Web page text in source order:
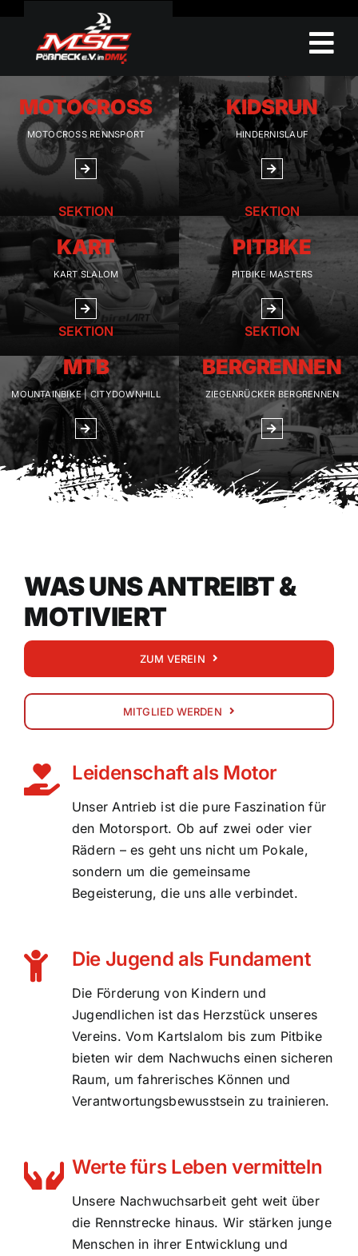
content
MOTOCROSS
MOTOCROSS RENNSPORT
KIDSRUN
HINDERNISLAUF
SEKTION
KART
KART SLALOM
SEKTION
PITBIKE
PITBIKE MASTERS
SEKTION
MTB
MOUNTAINBIKE | CITYDOWNHILL
SEKTION
BERGRENNEN
ZIEGENRÜCKER BERGRENNEN
WAS UNS ANTREIBT &
MOTIVIERT
ZUM VEREIN
MITGLIED WERDEN
Leidenschaft als Motor
Unser Antrieb ist die pure Faszination für
den Motorsport. Ob auf zwei oder vier
Rädern – es geht uns nicht um Pokale,
sondern um die gemeinsame
Begeisterung, die uns alle verbindet.
Die Jugend als Fundament
Die Förderung von Kindern und
Jugendlichen ist das Herzstück unseres
Vereins. Vom Kartslalom bis zum Pitbike
bieten wir dem Nachwuchs einen sicheren
Raum, um fahrerisches Können und
Verantwortungsbewusstsein zu trainieren.
Werte fürs Leben vermitteln
Unsere Nachwuchsarbeit geht weit über
die Rennstrecke hinaus. Wir stärken junge
Menschen in ihrer Entwicklung und